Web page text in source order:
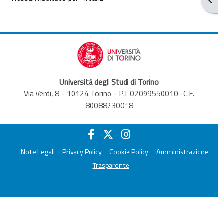
Università degli Studi di Torino
Via Verdi, 8 - 10124 Torino - P.I. 02099550010- C.F.
80088230018
Note Legali Privacy Policy Cookie Policy
Amministrazione
Trasparente